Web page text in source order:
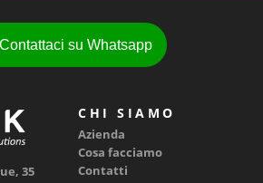
Contattaci su Whatsapp
35
CHI SIAMO
Azienda
Cosa facciamo
Contatti